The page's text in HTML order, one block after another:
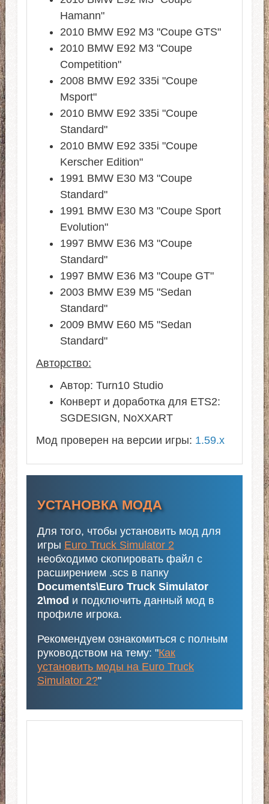
Hamann"
2010 BMW E92 M3 "Coupe GTS"
2010 BMW E92 M3 "Coupe
Competition"
2008 BMW E92 335i "Coupe
Msport"
2010 BMW E92 335i "Coupe
Standard"
2010 BMW E92 335i "Coupe
Kerscher Edition"
1991 BMW E30 M3 "Coupe
Standard"
1991 BMW E30 M3 "Coupe Sport
Evolution"
1997 BMW E36 M3 "Coupe
Standard"
1997 BMW E36 M3 "Coupe GT"
2003 BMW E39 M5 "Sedan
Standard"
2009 BMW E60 M5 "Sedan
Standard"
Авторство:
Автор: Turn10 Studio
Конверт и доработка для ETS2:
SGDESIGN, NoXXART
Мод проверен на версии игры: 1.59.x
УСТАНОВКА МОДА
Для того, чтобы установить мод для
игры Euro Truck Simulator 2
необходимо скопировать файл с
расширением .scs в папку
Documents\Euro Truck Simulator
2\mod и подключить данный мод в
профиле игрока.
Рекомендуем ознакомиться с полным
руководством на тему: "Как
установить моды на Euro Truck
Simulator 2?"